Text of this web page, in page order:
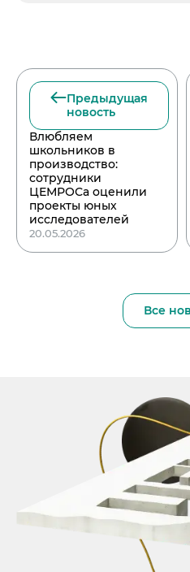
Предыдущая
новость
Влюбляем
школьников в
производство:
сотрудники
ЦЕМРОСа оценили
проекты юных
исследователей
20.05.2026
Все